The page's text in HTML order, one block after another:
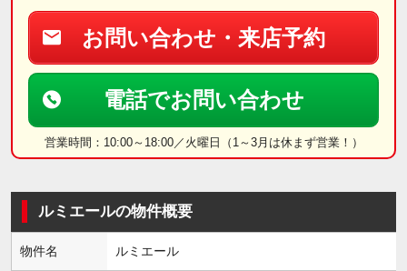
お問い合わせ・来店予約
電話でお問い合わせ
営業時間：10:00～18:00／火曜日（1～3月は休まず営業！）
ルミエールの物件概要
物件名 ルミエール